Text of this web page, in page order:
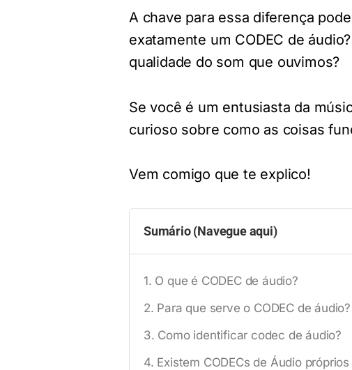
A chave para essa diferença
exatamente um CODEC de
qualidade do som que ouvimos?
Se você é um entusiasta da
curioso sobre como as coisas
Vem comigo que te explico!
Sumário (Navegue aqui)
O que é CODEC de áudio?
Para que serve o CODEC de áudio?
Como identificar codec de áudio?
Existem CODECs de Áudio